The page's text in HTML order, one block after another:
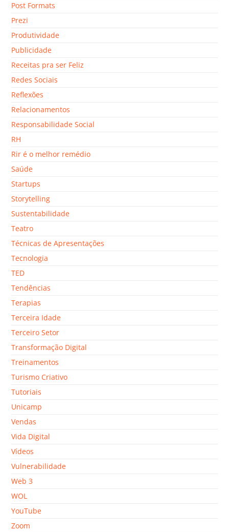
Post Formats
Prezi
Produtividade
Publicidade
Receitas pra ser Feliz
Redes Sociais
Reflexões
Relacionamentos
Responsabilidade Social
RH
Rir é o melhor remédio
Saúde
Startups
Storytelling
Sustentabilidade
Teatro
Técnicas de Apresentações
Tecnologia
TED
Tendências
Terapias
Terceira Idade
Terceiro Setor
Transformação Digital
Treinamentos
Turismo Criativo
Tutoriais
Unicamp
Vendas
Vida Digital
Vídeos
Vulnerabilidade
Web 3
WOL
YouTube
Zoom